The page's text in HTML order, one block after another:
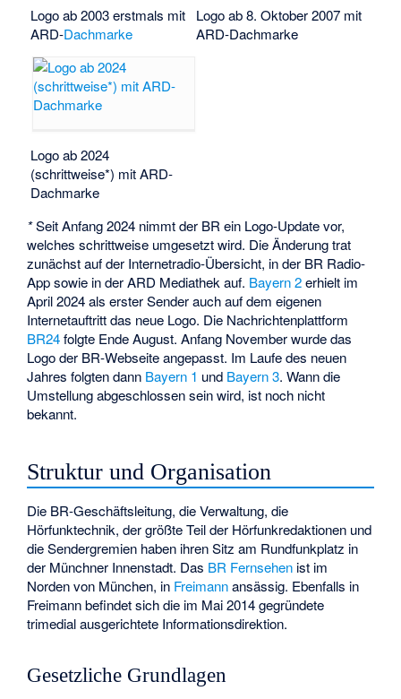
Logo ab 2003 erstmals mit
ARD-Dachmarke
Logo ab 8. Oktober 2007 mit
ARD-Dachmarke
Logo ab 2024
(schrittweise*) mit ARD-
Dachmarke
*Seit Anfang 2024 nimmt der BR ein Logo-Update vor,
welches schrittweise umgesetzt wird. Die Änderung trat
zunächst auf der Internetradio-Übersicht, in der BR Radio-
App sowie in der ARD Mediathek auf. Bayern 2erhielt im
April 2024 als erster Sender auch auf dem eigenen
Internetauftritt das neue Logo. Die Nachrichtenplattform
BR24folgte Ende August. Anfang November wurde das
Logo der BR-Webseite angepasst. Im Laufe des neuen
Jahres folgten dann Bayern 1 und Bayern 3. Wann die
Umstellung abgeschlossen sein wird, ist noch nicht
bekannt.
Struktur und Organisation
Die BR-Geschäftsleitung, die Verwaltung, die
Hörfunktechnik, der größte Teil der Hörfunkredaktionen und
die Sendergremien haben ihren Sitz am Rundfunkplatz in
der Münchner Innenstadt. Das BR Fernsehen ist im
Norden von München, in Freimannansässig. Ebenfalls in
Freimann befindet sich die im Mai 2014 gegründete
trimedial ausgerichtete Informationsdirektion.
Gesetzliche Grundlagen